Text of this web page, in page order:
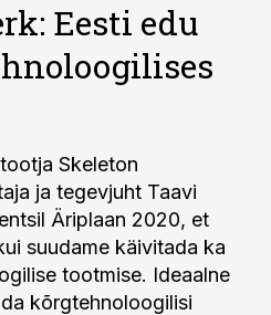
Eesti edu
Skeleton
ja tegevjuht Taavi
Äriplaan 2020, et
suudame käivitada ka
tootmise. Ideaalne
kõrgtehnoloogilisi